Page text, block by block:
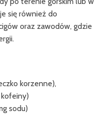
się również do
oraz zawodów, gdzie
korzenne),
sodu)